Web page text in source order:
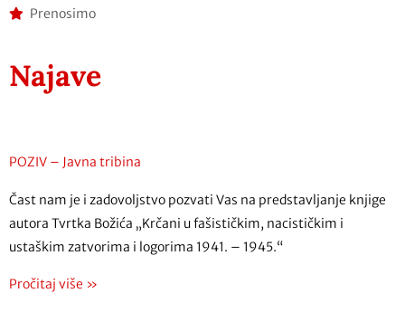
Prenosimo
Najave
POZIV – Javna tribina
Čast nam je i zadovoljstvo pozvati Vas na predstavljanje knjige
autora Tvrtka Božića „Krčani u fašističkim, nacističkim i
ustaškim zatvorima i logorima 1941. – 1945.“
Pročitaj više »